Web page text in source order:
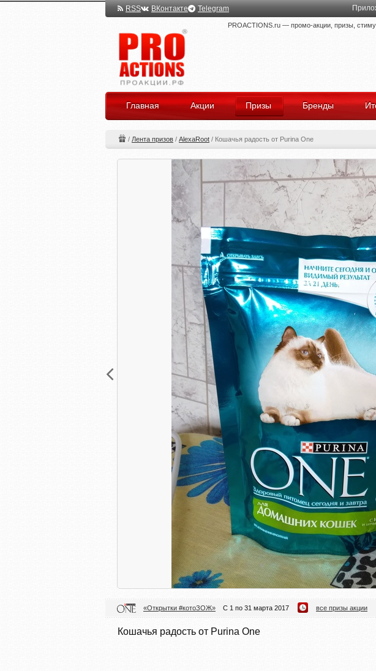
RSS ВКонтакте Telegram
PROACTIONS.ru — промо-акции, призы,
Главная Акции Призы Бренды
/ Лента призов / AlexaRoot / Кошачья радость от Purina One
«Открытки #котоЗОЖ» С 1 по 31 марта 2017 все призы акции
Кошачья радость от Purina One